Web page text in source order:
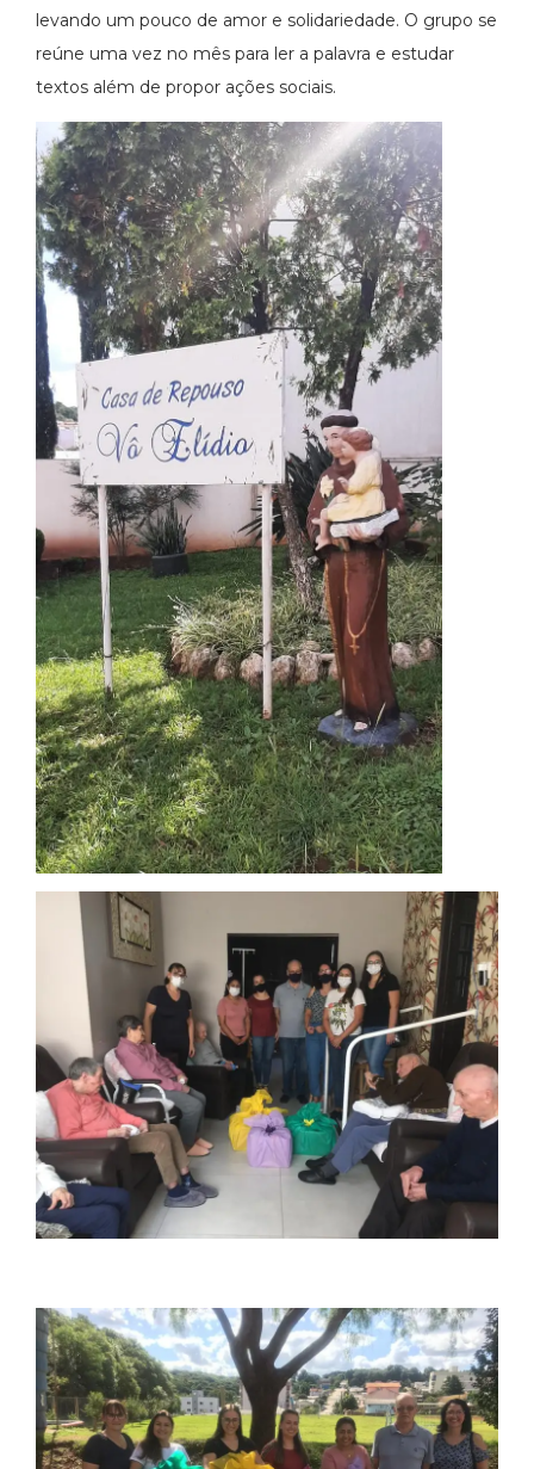
levando um pouco de amor e solidariedade. O grupo se
reúne uma vez no mês para ler a palavra e estudar
textos além de propor ações sociais.